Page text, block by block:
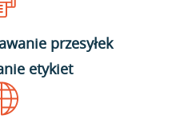
przesyłek
etykiet